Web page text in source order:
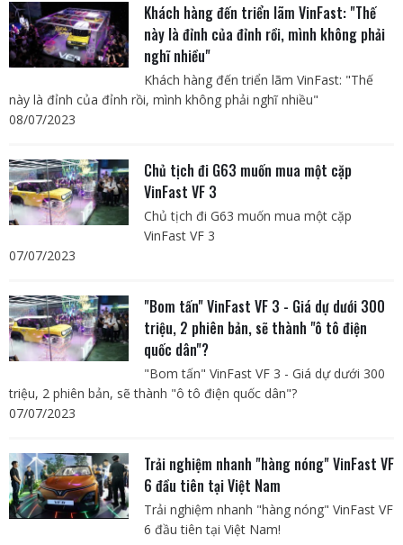
Khách hàng đến triển lãm VinFast: "Thế
này là đỉnh của đỉnh rồi, mình không phải
nghĩ nhiều"
Khách hàng đến triển lãm VinFast: "Thế
này là đỉnh của đỉnh rồi, mình không phải nghĩ nhiều"
08/07/2023
Chủ tịch đi G63 muốn mua một cặp
VinFast VF 3
Chủ tịch đi G63 muốn mua một cặp
VinFast VF 3
07/07/2023
"Bom tấn" VinFast VF 3 - Giá dự dưới 300
triệu, 2 phiên bản, sẽ thành "ô tô điện
quốc dân"?
"Bom tấn" VinFast VF 3 - Giá dự dưới 300
triệu, 2 phiên bản, sẽ thành "ô tô điện quốc dân"?
07/07/2023
Trải nghiệm nhanh "hàng nóng" VinFast VF
6 đầu tiên tại Việt Nam
Trải nghiệm nhanh "hàng nóng" VinFast VF
6 đầu tiên tại Việt Nam!